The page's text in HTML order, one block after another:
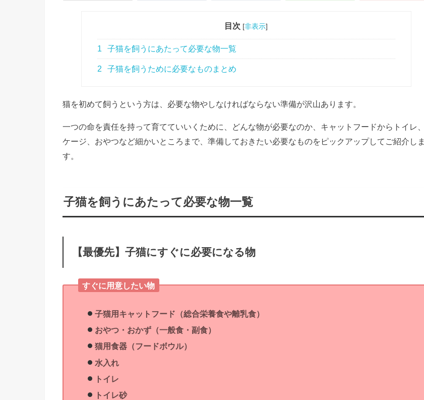
目次 [非表示]
1 子猫を飼うにあたって必要な物一覧
2 子猫を飼うために必要なものまとめ
猫を初めて飼うという方は、必要な物やしなければならない準備が沢山あります。
一つの命を責任を持って育てていいくために、どんな物が必要なのか、キャットフードからトイレ、
ケージ、おやつなど細かいところまで、準備しておきたい必要なものをピックアップしてご紹介しま
す。
子猫を飼うにあたって必要な物一覧
【最優先】子猫にすぐに必要になる物
すぐに用意したい物
子猫用キャットフード（総合栄養食や離乳食）
おやつ・おかず（一般食・副食）
猫用食器（フードボウル）
水入れ
トイレ
トイレ砂